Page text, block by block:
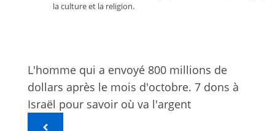
la culture et la religion.
L'homme qui a envoyé 800 millions de
dollars après le mois d'octobre. 7 dons à
Israël pour savoir où va l'argent